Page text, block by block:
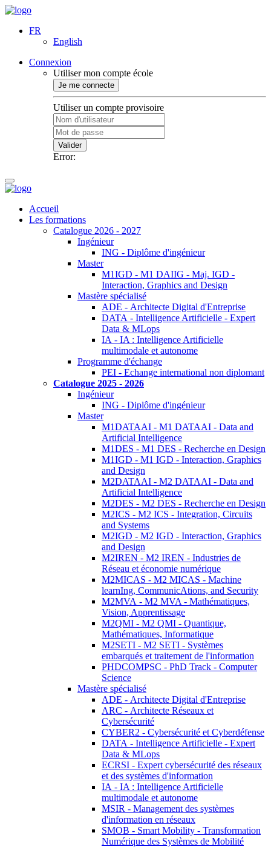
FR
English
Connexion
Utiliser mon compte école
Je me connecte
Utiliser un compte provisoire
Valider
Error:
Accueil
Les formations
Catalogue 2026 - 2027
Ingénieur
ING - Diplôme d'ingénieur
Master
M1IGD - M1 DAIIG - Maj. IGD -
Interaction, Graphics and Design
Mastère spécialisé
ADE - Architecte Digital d'Entreprise
DATA - Intelligence Artificielle - Expert
Data & MLops
IA - IA : Intelligence Artificielle
multimodale et autonome
Programme d'échange
PEI - Echange international non diplomant
Catalogue 2025 - 2026
Ingénieur
ING - Diplôme d'ingénieur
Master
M1DATAAI - M1 DATAAI - Data and
Artificial Intelligence
M1DES - M1 DES - Recherche en Design
M1IGD - M1 IGD - Interaction, Graphics
and Design
M2DATAAI - M2 DATAAI - Data and
Artificial Intelligence
M2DES - M2 DES - Recherche en Design
M2ICS - M2 ICS - Integration, Circuits
and Systems
M2IGD - M2 IGD - Interaction, Graphics
and Design
M2IREN - M2 IREN - Industries de
Réseau et économie numérique
M2MICAS - M2 MICAS - Machine
learnIng, CommunicAtions, and Security
M2MVA - M2 MVA - Mathématiques,
Vision, Apprentissage
M2QMI - M2 QMI - Quantique,
Mathématiques, Informatique
M2SETI - M2 SETI - Systèmes
embarqués et traitement de l'information
PHDCOMPSC - PhD Track - Computer
Science
Mastère spécialisé
ADE - Architecte Digital d'Entreprise
ARC - Architecte Réseaux et
Cybersécurité
CYBER2 - Cybersécurité et Cyberdéfense
DATA - Intelligence Artificielle - Expert
Data & MLops
ECRSI - Expert cybersécurité des réseaux
et des systèmes d'information
IA - IA : Intelligence Artificielle
multimodale et autonome
MSIR - Management des systèmes
d'information en réseaux
SMOB - Smart Mobility - Transformation
Numérique des Systèmes de Mobilité